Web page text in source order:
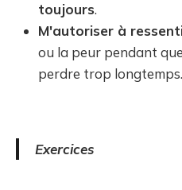
toujours.
M'autoriser à
ou la peur pendant
perdre trop longtemps.
Exercices